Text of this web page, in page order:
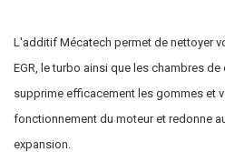
L'additif Mécatech permet de nettoyer
EGR, le turbo ainsi que les chambres
supprime efficacement les gommes et
fonctionnement du moteur et redonne
expansion.